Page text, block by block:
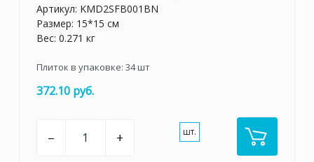
Артикул: KMD2SFB001BN
Размер: 15*15 см
Вес: 0.271 кг
Плиток в упаковке: 34шт
372.10 руб.
– + шт.